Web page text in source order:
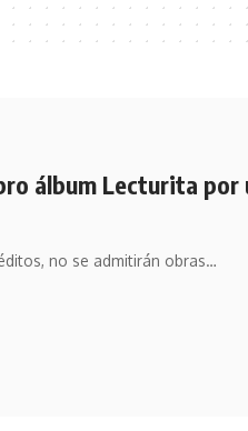
álbum Lecturita por
no se admitirán obras…